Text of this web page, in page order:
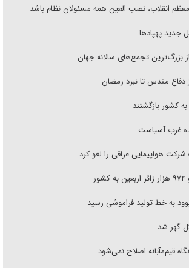
انقلاب، نصب العین همه مسئولان نظام باشد
جدید پهپاد‌ها
بزرگ‌ترین تجمع‌های سالانه جهان
دفاع مقدس تا نبرد رمضان
غرب آسیاست
هواپیمایی عراقی را لغو کرد
به خط تولید فراموشی رسید
گهر شد
قیم‌مآبانه اصلاح نمی‌شود